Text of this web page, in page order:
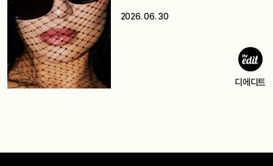
2026. 06. 30
디에디트